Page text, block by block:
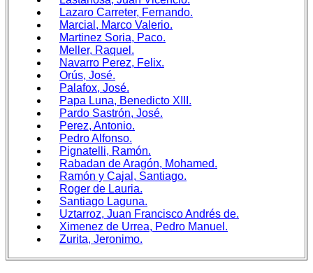
Lazaro Carreter, Fernando.
Marcial, Marco Valerio.
Martinez Soria, Paco.
Meller, Raquel.
Navarro Perez, Felix.
Orús, José.
Palafox, José.
Papa Luna, Benedicto XIII.
Pardo Sastrón, José.
Perez, Antonio.
Pedro Alfonso.
Pignatelli, Ramón.
Rabadan de Aragón, Mohamed.
Ramón y Cajal, Santiago.
Roger de Lauria.
Santiago Laguna.
Uztarroz, Juan Francisco Andrés de.
Ximenez de Urrea, Pedro Manuel.
Zurita, Jeronimo.